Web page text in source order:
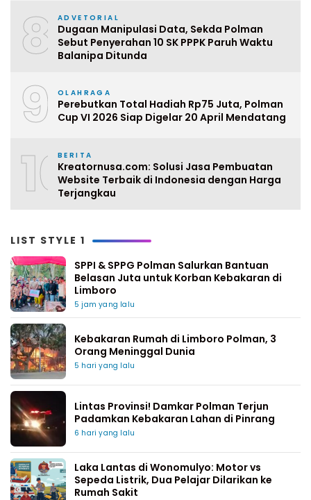
8 ADVETORIAL
Dugaan Manipulasi Data, Sekda Polman
Sebut Penyerahan 10 SK PPPK Paruh Waktu
Balanipa Ditunda
9 OLAHRAGA
Perebutkan Total Hadiah Rp75 Juta, Polman
Cup VI 2026 Siap Digelar 20 April Mendatang
10BERITA
Kreatornusa.com: Solusi Jasa Pembuatan
Website Terbaik di Indonesia dengan Harga
Terjangkau
LIST STYLE 1
SPPI & SPPG Polman Salurkan Bantuan
Belasan Juta untuk Korban Kebakaran di
Limboro
5 jam yang lalu
Kebakaran Rumah di Limboro Polman, 3
Orang Meninggal Dunia
5 hari yang lalu
Lintas Provinsi! Damkar Polman Terjun
Padamkan Kebakaran Lahan di Pinrang
6 hari yang lalu
Laka Lantas di Wonomulyo: Motor vs
Sepeda Listrik, Dua Pelajar Dilarikan ke
Rumah Sakit